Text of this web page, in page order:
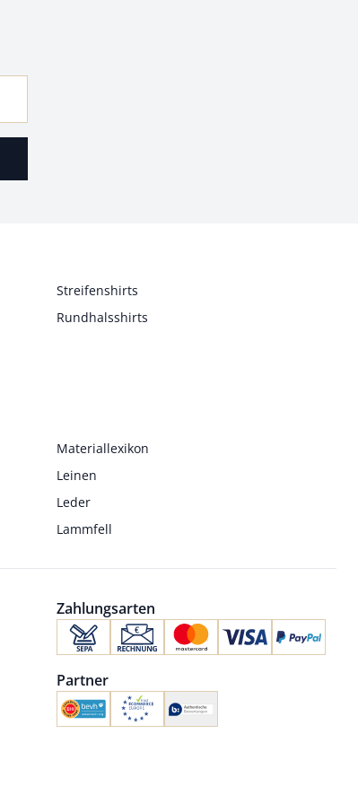
Streifenshirts
Rundhalsshirts
Materiallexikon
Leinen
Leder
Lammfell
Zahlungsarten
Partner